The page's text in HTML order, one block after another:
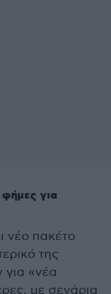
φήμες για
νέο πακέτο
της
για «νέα
με σενάρια